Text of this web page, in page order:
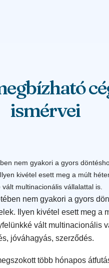
ismérvei
nem gyakori a gyors
kivétel esett meg a múlt
multinacionális vállalattal is.
nem gyakori a gyors
Ilyen kivétel esett meg a
vált multinacionális
jóváhagyás, szerződés.
több hónapos